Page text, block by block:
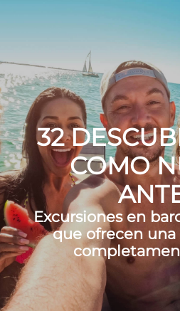
32
COMO
Excursiones en
que ofrecen